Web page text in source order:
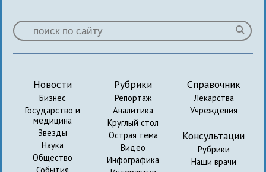
Новости
Бизнес
Государство и
медицина
Звезды
Наука
Общество
События
Рубрики
Репортаж
Аналитика
Круглый стол
Острая тема
Видео
Инфографика
Справочник
Лекарства
Учреждения
Консультации
Рубрики
Наши врачи